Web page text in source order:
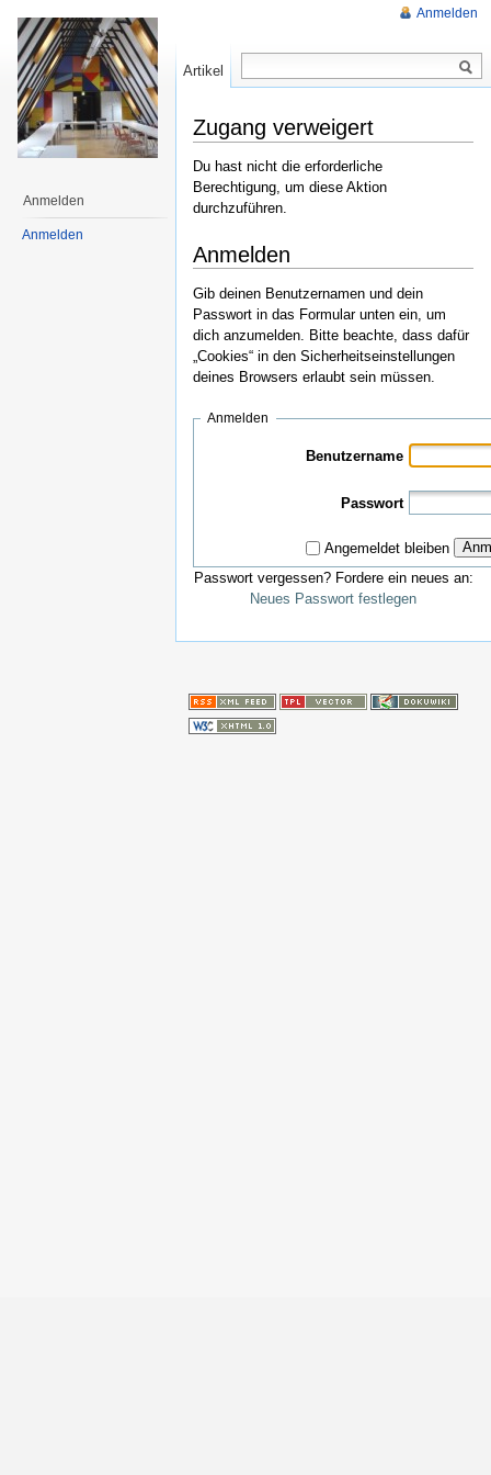
Zugang verweigert
Du hast nicht die erforderliche
Berechtigung, um diese Aktion
durchzuführen.
Anmelden
Gib deinen Benutzernamen und dein
Passwort in das Formular unten ein, um
dich anzumelden. Bitte beachte, dass dafür
„Cookies“ in den Sicherheitseinstellungen
deines Browsers erlaubt sein müssen.
Anmelden
Benutzername
Passwort
Angemeldet bleiben
Passwort vergessen? Fordere ein neues an:
Neues Passwort festlegen
Anmelden
Artikel
Lesen
Anmelden
Anmelden